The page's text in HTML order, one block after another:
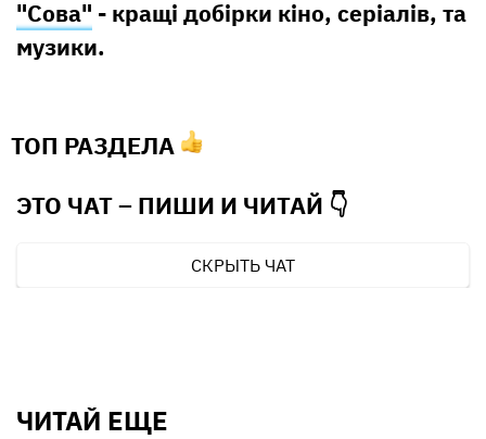
"Сова" - кращі добірки кіно, серіалів, та
музики.
ТОП РАЗДЕЛА
ЭТО ЧАТ – ПИШИ И ЧИТАЙ 👇
СКРЫТЬ ЧАТ
ЧИТАЙ ЕЩЕ